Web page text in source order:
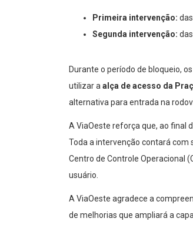
Primeira intervenção:
Segunda intervenção:
Durante o período de bloqueio,
utilizar a alça de acesso da
alternativa para entrada na
A ViaOeste reforça que, ao final
Toda a intervenção contará com
Centro de Controle Operacional
usuário.
A ViaOeste agradece a
de melhorias que ampliará a